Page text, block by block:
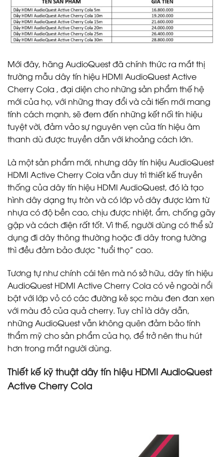
Mới đây, hãng AudioQuest đã chính thức ra mắt thị
trường mẫu dây tín hiệu HDMI AudioQuest Active
Cherry Cola , đại diện cho những sản phẩm thế hệ
mới của họ, với những thay đổi và cải tiến mới mang
tính cách mạnh, sẽ đem đến những kết nối tín hiệu
tuyệt vời, đảm vảo sự nguyên vẹn của tín hiệu âm
thanh dù được truyền dẫn với khoảng cách lớn.
Là một sản phẩm mới, nhưng dây tín hiệu AudioQuest
HDMI Active Cherry Cola vẫn duy trì thiết kế truyền
thống của dây tín hiệu HDMI AudioQuest, đó là tạo
hình dây dạng trụ tròn và có lớp vỏ dây được làm từ
nhựa có độ bền cao, chịu được nhiệt, ẩm, chống gãy
gập và cách điện rất tốt. Vì thế, người dùng có thể sử
dụng đi dây thông thường hoặc đi dây trong tường
thì đều đảm bảo được “tuổi thọ” cao.
Tương tự như chính cái tên mà nó sở hữu, dây tín hiệu
AudioQuest HDMI Active Cherry Cola có vẻ ngoài nổi
bật với lớp vỏ có các đường kẻ sọc màu đen đan xen
với màu đỏ của quả cherry. Tuy chỉ là dây dẫn,
những AudioQuest vẫn không quên đảm bảo tính
thẩm mỹ cho sản phẩm của họ, để trở nên thu hút
hơn trong mắt người dùng.
Thiết kế kỹ thuật dây tín hiệu HDMI AudioQuest
Active Cherry Cola